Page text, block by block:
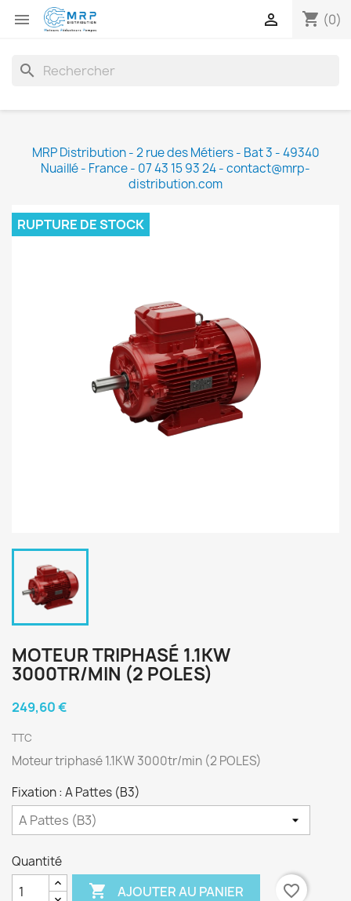
 shopping_cart (0)

search
MRP Distribution - 2 rue des Métiers - Bat 3 - 49340
Nuaillé - France - 07 43 15 93 24 - contact@mrp-
distribution.com
RUPTURE DE STOCK
MOTEUR TRIPHASÉ 1.1KW
3000TR/MIN (2 POLES)
249,60 €
TTC
Moteur triphasé 1.1KW 3000tr/min (2 POLES)
Fixation : A Pattes (B3)
Quantité
 AJOUTER AU PANIER favorite_border